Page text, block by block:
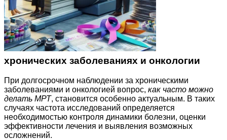
хронических заболеваниях и онкологии
При долгосрочном наблюдении за хроническими
заболеваниями и онкологией вопрос, как часто можно
делать МРТ, становится особенно актуальным. В таких
случаях частота исследований определяется
необходимостью контроля динамики болезни, оценки
эффективности лечения и выявления возможных
осложнений.